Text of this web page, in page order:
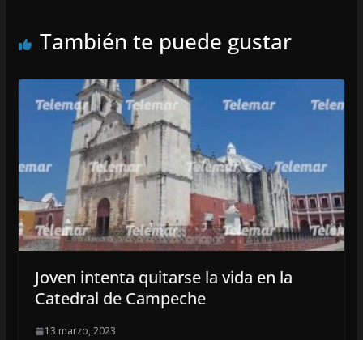
También te puede gustar
Joven intenta quitarse la vida en la
Catedral de Campeche
13 marzo, 2023